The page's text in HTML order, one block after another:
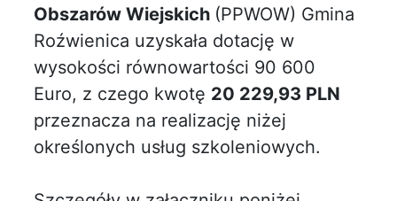
Obszarów Wiejskich (PPWOW) Gmina
Roźwienica uzyskała dotację w
wysokości równowartości 90 600
Euro, z czego kwotę 20 229,93 PLN
przeznacza na realizację niżej
określonych usług szkoleniowych.